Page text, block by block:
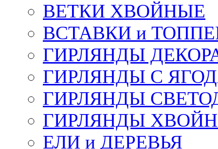
ВЕТКИ ХВОЙНЫЕ
ВСТАВКИ и
ГИРЛЯНДЫ
ГИРЛЯНДЫ С
ГИРЛЯНДЫ
ГИРЛЯНДЫ
ЕЛИ и ДЕРЕВЬЯ